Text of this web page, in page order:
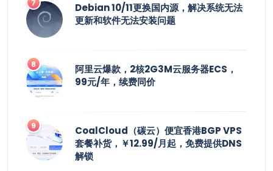
Debian 10/11更换国内源，解决系统无法
更新和软件无法安装问题
阿里云爆款，2核2G3M云服务器ECS，
99元/年，续费同价
CoalCloud（碳云）便宜香港BGP VPS
套餐补货，￥12.99/月起，免费提供DNS
解锁